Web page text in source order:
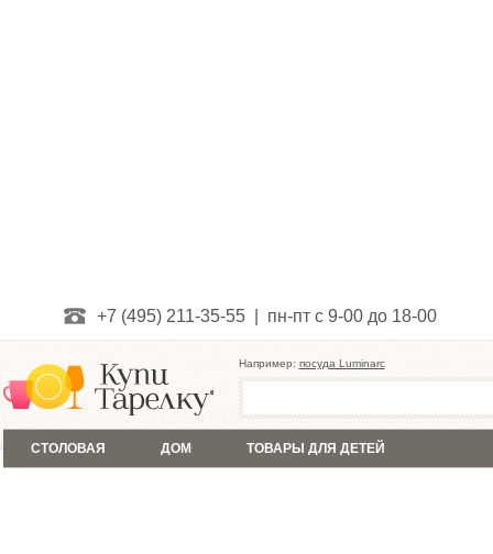
+7 (495) 211-35-55 | пн-пт с 9-00 до 18-00
Например: посуда Luminarc
СТОЛОВАЯ ДОМ ТОВАРЫ ДЛЯ ДЕТЕЙ